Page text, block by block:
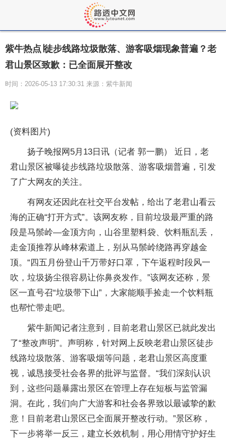
紫牛热点∣徒步线路垃圾散落、游客吸烟现象普遍？老
君山景区致歉：已全面展开整改
时间：2026-05-13 17:30:31 来源：紫牛新闻
(资料图片)
扬子晚报网5月13日讯（记者 郭一鹏） 近日，老
君山景区被曝徒步线路垃圾散落、游客吸烟普遍，引发
了广大网友的关注。
有网友还因此在社交平台发帖，给出了老君山看云
海的正确“打开方式”。该网友称，目前垃圾最严重的路
段是马鬃岭—金顶方向，山谷里塑料袋、饮料瓶乱丢，
走金顶推荐从峰林索道上，别从马鬃岭绕路再穿越金
顶。“四五月份登山千万带好口罩，下午返程时段风一
吹，垃圾扬尘很容易让你鼻炎发作。”该网友还称，景
区一直号召“垃圾带下山”，大家能顺手捡走一个饮料瓶
也帮忙带走吧。
紫牛新闻记者注意到，目前老君山景区已就此发出
了“整改声明”。声明称，针对网上反映老君山景区徒步
线路垃圾散落、游客吸烟等问题，老君山景区高度重
视，诚恳接受社会各界的批评与监督。“我们深刻认识
到，这些问题暴露出景区在管理上存在短板与监管漏
洞。在此，我们向广大游客和社会各界致以最诚挚的歉
意！目前老君山景区已全面展开整改行动。”景区称，
下一步将举一反三，建立长效机制，用心用情守护好生